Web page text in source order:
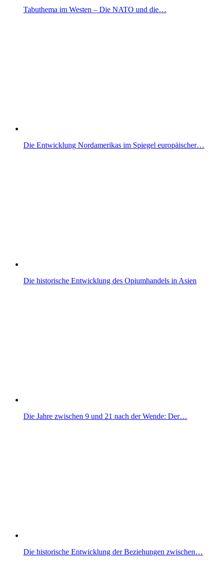
Tabuthema im Westen – Die NATO und die…
Die Entwicklung Nordamerikas im Spiegel europäischer…
Die historische Entwicklung des Opiumhandels in Asien
Die Jahre zwischen 9 und 21 nach der Wende: Der…
Die historische Entwicklung der Beziehungen zwischen…